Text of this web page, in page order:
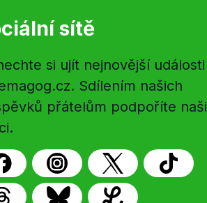
sítě
si ujít nejnovější události
Sdílením našich
přátelům podpoříte naši